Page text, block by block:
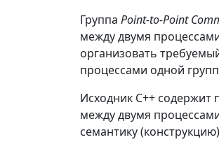
Группа Point-to-Point
между двумя
организовать
процессами одной
Исходник С++
между двумя
семантику